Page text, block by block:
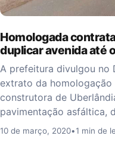
Homologada
duplicar avenida até
A prefeitura divulgou no
extrato da
construtora de
pavimentação asfáltica,
10 de março, 2020•1 min de